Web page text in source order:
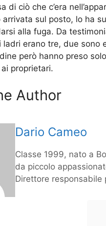
di ciò che c’era
arrivata sul posto, lo ha
alla fuga. Da
ladri erano tre, due
però hanno preso
proprietari.
Author
Dario Cameo
Classe 1999, nato a
da piccolo
Direttore responsabile